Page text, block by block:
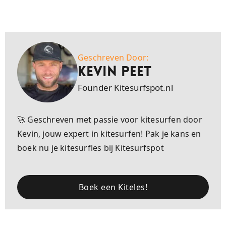
Geschreven Door:
Kevin Peet
Founder Kitesurfspot.nl
🚀 Geschreven met passie voor kitesurfen door
Kevin, jouw expert in kitesurfen! Pak je kans en
boek nu je kitesurfles bij Kitesurfspot
Boek een Kiteles!